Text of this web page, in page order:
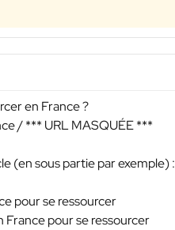
en France ?
/*** URL MASQUÉE ***
(en sous partie par exemple) :
pour se ressourcer
France pour se ressourcer